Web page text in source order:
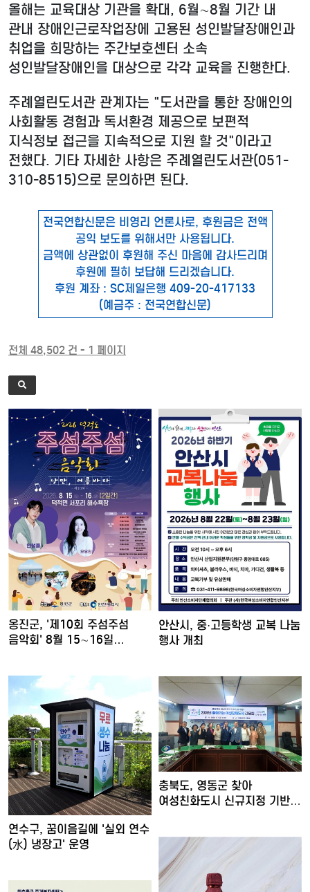
올해는 교육대상 기관을 확대, 6월∼8월 기간 내
관내 장애인근로작업장에 고용된 성인발달장애인과
취업을 희망하는 주간보호센터 소속
성인발달장애인을 대상으로 각각 교육을 진행한다.
주례열린도서관 관계자는 "도서관을 통한 장애인의
사회활동 경험과 독서환경 제공으로 보편적
지식정보 접근을 지속적으로 지원 할 것"이라고
전했다. 기타 자세한 사항은 주례열린도서관(051-
310-8515)으로 문의하면 된다.
전국연합신문은 비영리 언론사로, 후원금은 전액
공익 보도를 위해서만 사용됩니다.
금액에 상관없이 후원해 주신 마음에 감사드리며
후원에 필히 보답해 드리겠습니다.
후원 계좌 : SC제일은행 409-20-417133
(예금주 : 전국연합신문)
전체 48,502 건 - 1 페이지
옹진군, '제10회 주섬주섬
음악회' 8월 15∼16일…
안산시, 중·고등학생 교복 나눔
행사 개최
연수구, 꿈이음길에 '실외 연수
(水) 냉장고' 운영
충북도, 영동군 찾아
여성친화도시 신규지정 기반